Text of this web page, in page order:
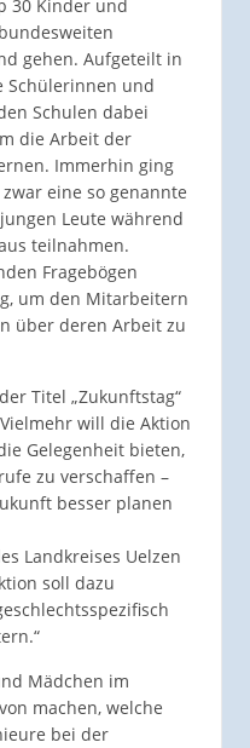
30 Kinder und
gehen. Aufgeteilt in
Schülerinnen und
Schulen dabei
die Arbeit der
Immerhin ging
eine so genannte
Leute während
teilnahmen.
Fragebögen
um den Mitarbeitern
über deren Arbeit zu
Titel „Zukunftstag“
will die Aktion
Gelegenheit bieten,
zu verschaffen –
besser planen
Landkreises Uelzen
soll dazu
Mädchen im
machen, welche
bei der